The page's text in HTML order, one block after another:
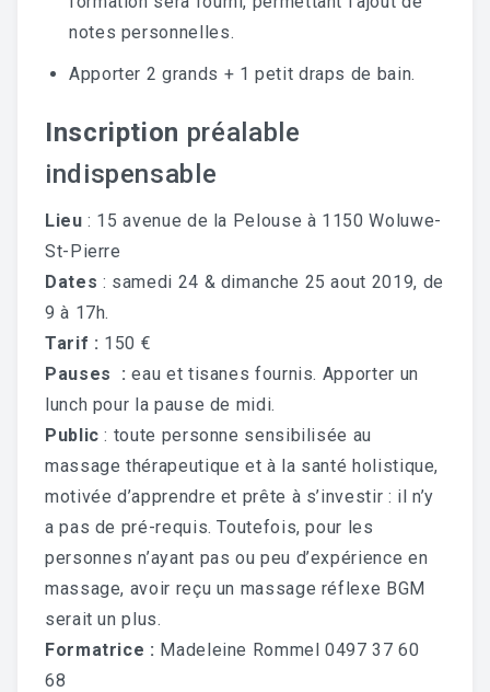
notes personnelles.
Apporter 2 grands + 1 petit draps de bain.
Inscription préalable
indispensable
Lieu: 15 avenue de la Pelouse à 1150 Woluwe-
St-Pierre
Dates : samedi 24 & dimanche 25 aout 2019, de
9 à 17h.
Tarif : 150 €
Pauses : eau et tisanes fournis. Apporter un
lunch pour la pause de midi.
Public: toute personne sensibilisée au
massage thérapeutique et à la santé holistique,
motivée d’apprendre et prête à s’investir : il n’y
a pas de pré-requis. Toutefois, pour les
personnes n’ayant pas ou peu d’expérience en
massage, avoir reçu un massage réflexe BGM
serait un plus.
Formatrice : Madeleine Rommel 0497 37 60
68